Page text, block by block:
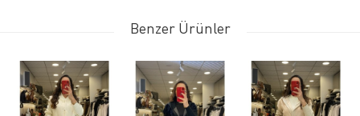
Benzer Ürünler